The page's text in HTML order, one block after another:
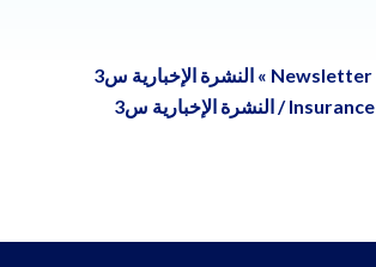
Newsletter
» النشرة الإخبارية س3
Insurance
/النشرة الإخبارية س3